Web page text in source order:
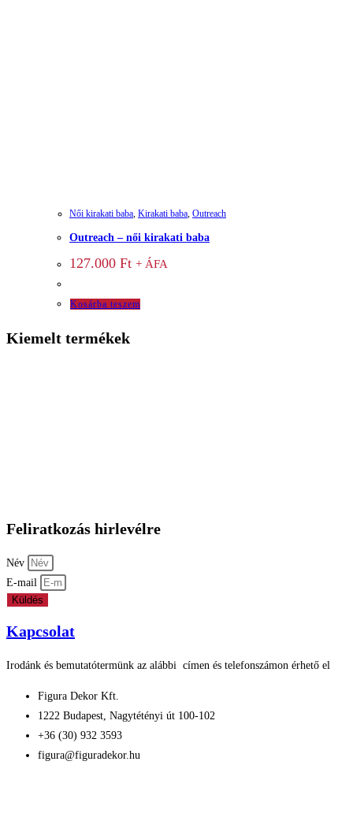
Női kirakati baba, Kirakati baba, Outreach
Outreach – női kirakati baba
127.000 Ft + ÁFA
Kosárba teszem
Kiemelt termékek
Feliratkozás hirlevélre
Név
E-mail
Küldés
Kapcsolat
Irodánk és bemutatótermünk az alábbi címen és telefonszámon érhető el
Figura Dekor Kft.
1222 Budapest, Nagytétényi út 100-102
+36 (30) 932 3593
figura@figuradekor.hu